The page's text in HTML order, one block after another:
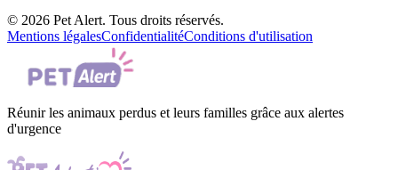
© 2026 Pet Alert. Tous droits réservés.
Mentions légalesConfidentialitéConditions d'utilisation
Réunir les animaux perdus et leurs familles grâce aux alertes
d'urgence